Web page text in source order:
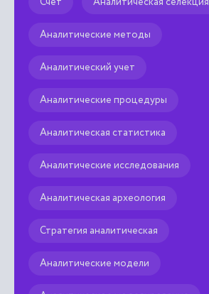
Аналитические методы
Аналитический учет
Аналитические процедуры
Аналитическая статистика
Аналитические исследования
Аналитическая археология
Стратегия аналитическая
Аналитические модели